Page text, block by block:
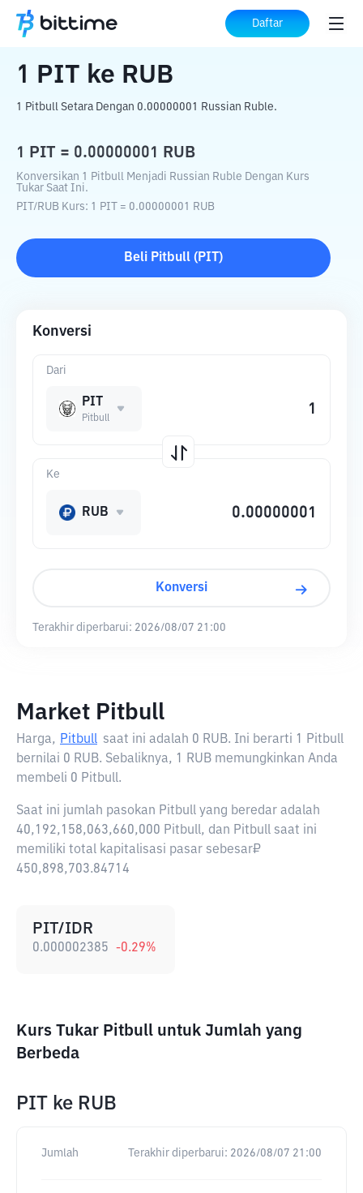
Daftar
Beranda Konverter Kripto ke RUB
1 PIT ke RUB
1 Pitbull Setara Dengan 0.00000001 Russian Ruble.
1 PIT = 0.00000001 RUB
Konversikan 1 Pitbull Menjadi Russian Ruble Dengan Kurs
Tukar Saat Ini.
PIT /RUB Kurs: 1 PIT = 0.00000001 RUB
Beli Pitbull ( PIT )
Konversi
Dari
PIT
Pitbull
Ke
RUB
Konversi
Terakhir diperbarui: 2026/08/07 21:00
Market Pitbull
Harga, Pitbull saat ini adalah 0 RUB. Ini berarti 1 Pitbull
bernilai 0 RUB. Sebaliknya, 1 RUB memungkinkan Anda
membeli 0 Pitbull.
Saat ini jumlah pasokan Pitbull yang beredar adalah
40,192,158,063,660,000 Pitbull, dan Pitbull saat ini
memiliki total kapitalisasi pasar sebesar₽
450,898,703.84714
PIT/IDR
0.000002385 -0.29%
Kurs Tukar Pitbull untuk Jumlah yang
Berbeda
PIT ke RUB
Jumlah Terakhir diperbarui: 2026/08/07 21:00